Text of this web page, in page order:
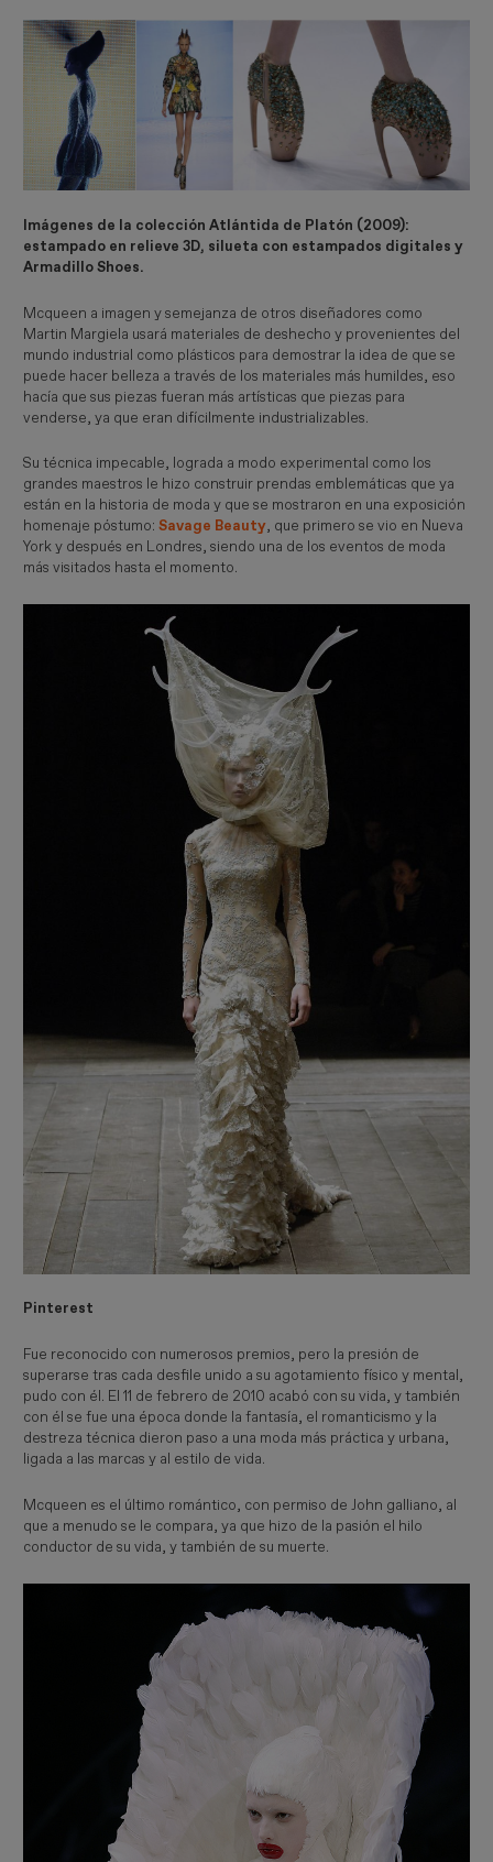
Imágenes de la colección Atlántida de Platón (2009):
estampado en relieve 3D, silueta con estampados digitales y
Armadillo Shoes.
Mcqueen a imagen y semejanza de otros diseñadores como
Martin Margiela usará materiales de deshecho y provenientes del
mundo industrial como plásticos para demostrar la idea de que se
puede hacer belleza a través de los materiales más humildes, eso
hacía que sus piezas fueran más artísticas que piezas para
venderse, ya que eran difícilmente industrializables.
Su técnica impecable, lograda a modo experimental como los
grandes maestros le hizo construir prendas emblemáticas que ya
están en la historia de moda y que se mostraron en una exposición
homenaje póstumo:Savage Beauty, que primero se vio en Nueva
York y después en Londres, siendo una de los eventos de moda
más visitados hasta el momento.
Pinterest
Fue reconocido con numerosos premios, pero la presión de
superarse tras cada desfile unido a su agotamiento físico y mental,
pudo con él. El 11 de febrero de 2010 acabó con su vida, y también
con él se fue una época donde la fantasía, el romanticismo y la
destreza técnica dieron paso a una moda más práctica y urbana,
ligada a las marcas y al estilo de vida.
Mcqueen es el último romántico, con permiso de John galliano, al
que a menudo se le compara, ya que hizo de la pasión el hilo
conductor de su vida, y también de su muerte.